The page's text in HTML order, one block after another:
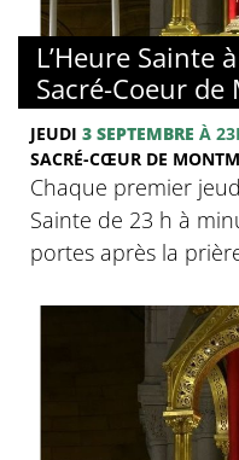
L’Heure Sainte
Sacré-Coeur
JEUDI 3 SEPTEMBRE À
SACRÉ-CŒUR DE
Chaque premier
Sainte de 23 h à
portes après la